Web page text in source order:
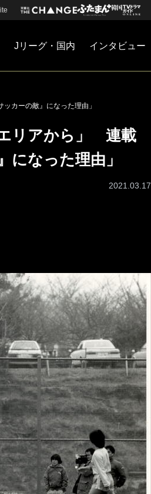
Jリーグ・国内 インタビュー
カーの敵』になった理由」
リアから」 連載
になった理由」
2021.03.17